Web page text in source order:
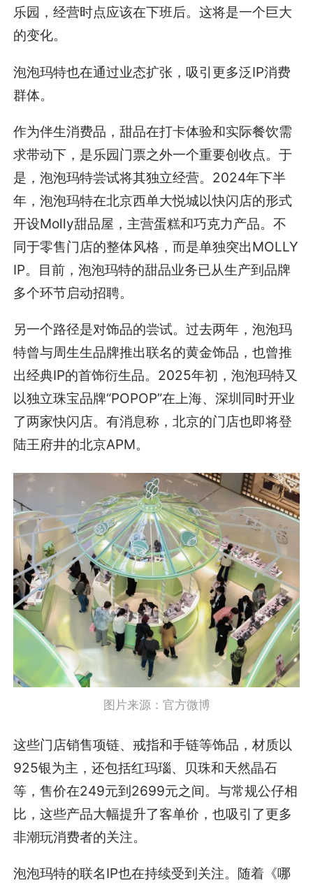
乐园，经营时点应该在下班后。这将是一个巨大
的变化。
泡泡玛特也在通过业态扩张，吸引更多泛IP消费
群体。
作为伴生消费品，甜品在打卡体验和实际餐饮需
求带动下，是乐园门票之外一个重要创收点。于
是，泡泡玛特尝试将其独立经营。2024年下半
年，泡泡玛特在北京西单大悦城以快闪店的形式
开设Molly甜品屋，主营蛋糕和巧克力产品。不
同于零售门店的整体风格，而是单独突出MOLLY
IP。目前，泡泡玛特的甜品业务已从生产到品牌
多个环节启动招聘。
另一个路径是对饰品的尝试。过去两年，泡泡玛
特曾与周生生品牌推出联名的黄金饰品，也曾推
出经典IP的首饰衍生品。2025年初，泡泡玛特又
以独立珠宝品牌“POPOP”在上海、深圳同时开业
了两家快闪店。有消息称，北京的门店也即将登
陆王府井的北京APM。
图片来源：官方微博
这些门店销售项链、戒指和手链等饰品，材质以
925银为主，还包括红玛瑙、贝珠和天然晶石
等，售价在249元到2699元之间。与常规公仔相
比，这些产品大幅提升了客单价，也吸引了更多
非潮玩消费者的关注。
泡泡玛特的联名IP也在持续受到关注。随着《哪